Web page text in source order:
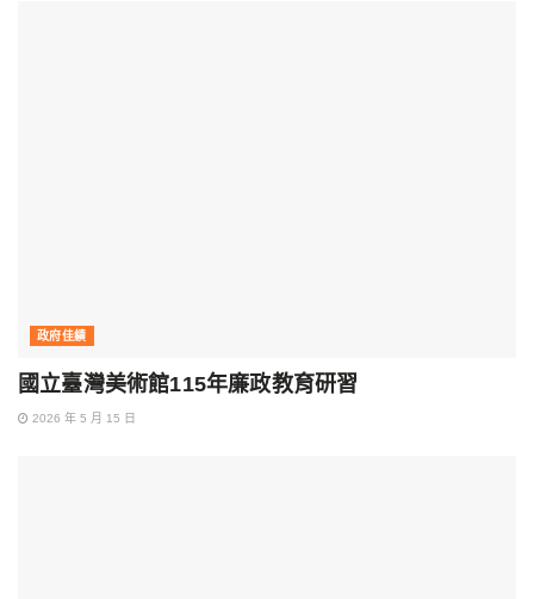
政府佳績
國立臺灣美術館115年廉政教育研習
2026 年 5 月 15 日